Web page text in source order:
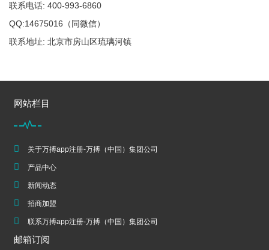
联系电话: 400-993-6860
QQ:14675016（同微信）
联系地址: 北京市房山区琉璃河镇
网站栏目
关于万搏app注册-万搏（中国）集团公司
产品中心
新闻动态
招商加盟
联系万搏app注册-万搏（中国）集团公司
邮箱订阅